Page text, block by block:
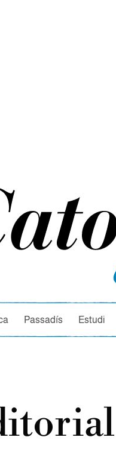
Passadís Estudi